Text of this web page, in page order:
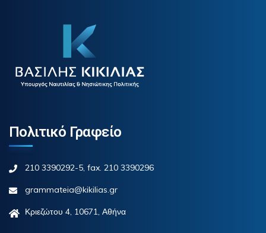
Πολιτικό Γραφείο
210 3390292-5, fax. 210 3390296
grammateia@kikilias.gr
Κριεζώτου 4, 10671, Αθήνα